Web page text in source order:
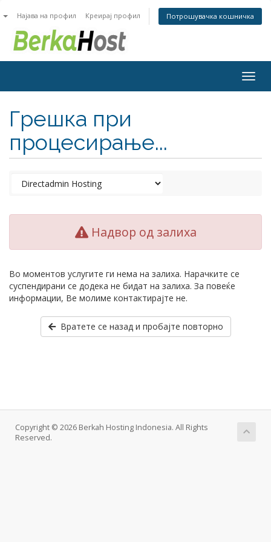
Најава на профил Креирај профил Потрошувачка кошничка
Грешка при
процесирање...
Надвор од залиха
Во моментов услугите ги нема на залиха. Нарачките се
суспендирани се додека не бидат на залиха. За повеќе
информации, Ве молиме контактирајте не.
Вратете се назад и пробајте повторно
Copyright © 2026 Berkah Hosting Indonesia. All Rights
Reserved.